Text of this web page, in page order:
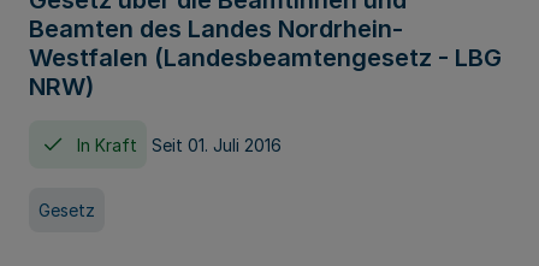
Beamten des Landes Nordrhein-
Westfalen (Landesbeamtengesetz - LBG
NRW)
In Kraft Seit 01. Juli 2016
Gesetz